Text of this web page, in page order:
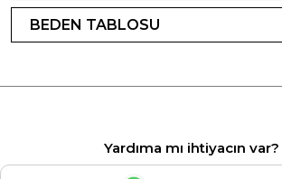
BEDEN TABLOSU
Yardıma mı ihtiyacın var?